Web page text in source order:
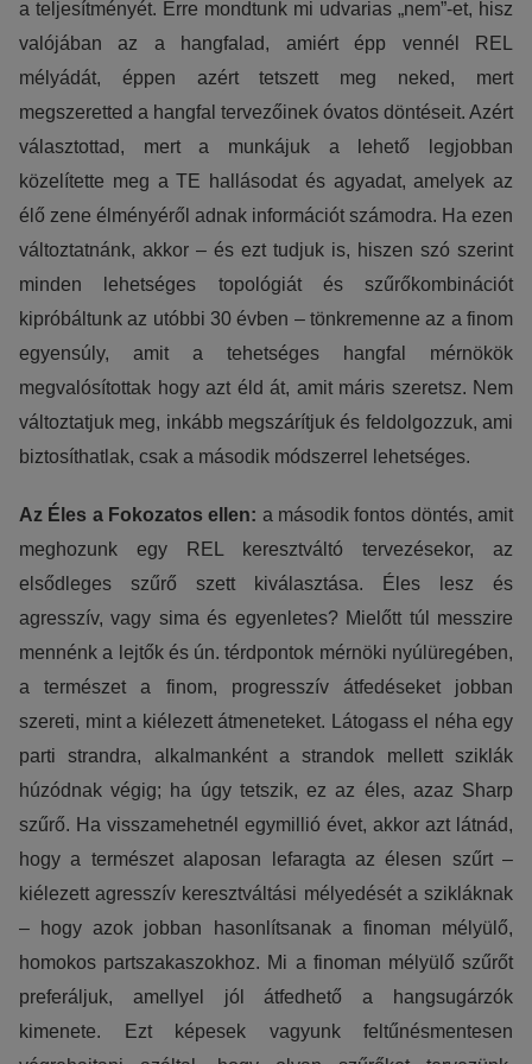
a teljesítményét. Erre mondtunk mi udvarias „nem”-et, hisz
valójában az a hangfalad, amiért épp vennél REL
mélyádát, éppen azért tetszett meg neked, mert
megszeretted a hangfal tervezőinek óvatos döntéseit. Azért
választottad, mert a munkájuk a lehető legjobban
közelítette meg a TE hallásodat és agyadat, amelyek az
élő zene élményéről adnak információt számodra. Ha ezen
változtatnánk, akkor – és ezt tudjuk is, hiszen szó szerint
minden lehetséges topológiát és szűrőkombinációt
kipróbáltunk az utóbbi 30 évben – tönkremenne az a finom
egyensúly, amit a tehetséges hangfal mérnökök
megvalósítottak hogy azt éld át, amit máris szeretsz. Nem
változtatjuk meg, inkább megszárítjuk és feldolgozzuk, ami
biztosíthatlak, csak a második módszerrel lehetséges.
Az Éles a Fokozatos ellen: a második fontos döntés, amit
meghozunk egy REL keresztváltó tervezésekor, az
elsődleges szűrő szett kiválasztása. Éles lesz és
agresszív, vagy sima és egyenletes? Mielőtt túl messzire
mennénk a lejtők és ún. térdpontok mérnöki nyúlüregében,
a természet a finom, progresszív átfedéseket jobban
szereti, mint a kiélezett átmeneteket. Látogass el néha egy
parti strandra, alkalmanként a strandok mellett sziklák
húzódnak végig; ha úgy tetszik, ez az éles, azaz Sharp
szűrő. Ha visszamehetnél egymillió évet, akkor azt látnád,
hogy a természet alaposan lefaragta az élesen szűrt –
kiélezett agresszív keresztváltási mélyedését a szikláknak
– hogy azok jobban hasonlítsanak a finoman mélyülő,
homokos partszakaszokhoz. Mi a finoman mélyülő szűrőt
preferáljuk, amellyel jól átfedhető a hangsugárzók
kimenete. Ezt képesek vagyunk feltűnésmentesen